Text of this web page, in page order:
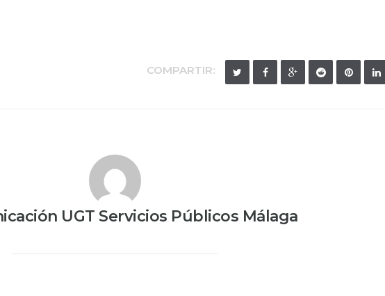
COMPARTIR:
UGT Servicios Públicos Málaga